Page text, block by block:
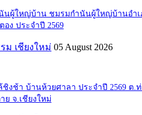
นผู้ใหญ่บ้าน ชมรมกำนันผู้ใหญ่บ้านอำเ
อง ประจำปี 2569
ม เชียงใหม่ 05 August 2026
ชิงช้า บ้านห้วยศาลา ประจำปี 2569 ต.
ย จ.เชียงใหม่